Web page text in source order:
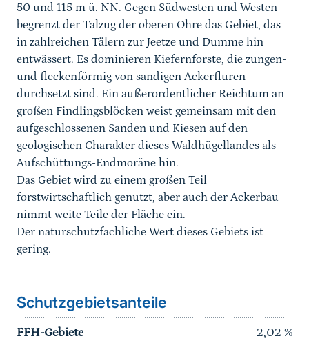
50 und 115 m ü. NN. Gegen Südwesten und Westen
begrenzt der Talzug der oberen Ohre das Gebiet, das
in zahlreichen Tälern zur Jeetze und Dumme hin
entwässert. Es dominieren Kiefernforste, die zungen-
und fleckenförmig von sandigen Ackerfluren
durchsetzt sind. Ein außerordentlicher Reichtum an
großen Findlingsblöcken weist gemeinsam mit den
aufgeschlossenen Sanden und Kiesen auf den
geologischen Charakter dieses Waldhügellandes als
Aufschüttungs-Endmoräne hin.
Das Gebiet wird zu einem großen Teil
forstwirtschaftlich genutzt, aber auch der Ackerbau
nimmt weite Teile der Fläche ein.
Der naturschutzfachliche Wert dieses Gebiets ist
gering.
Schutzgebietsanteile
FFH-Gebiete 2,02 %